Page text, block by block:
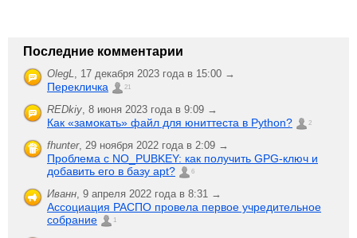
Последние комментарии
OlegL, 17 декабря 2023 года в 15:00 →
Перекличка 21
REDkiy, 8 июня 2023 года в 9:09 →
Как «замокать» файл для юниттеста в Python? 2
fhunter, 29 ноября 2022 года в 2:09 →
Проблема с NO_PUBKEY: как получить GPG-ключ и
добавить его в базу apt?
6
Иванн, 9 апреля 2022 года в 8:31 →
Ассоциация РАСПО провела первое учредительное
собрание
1